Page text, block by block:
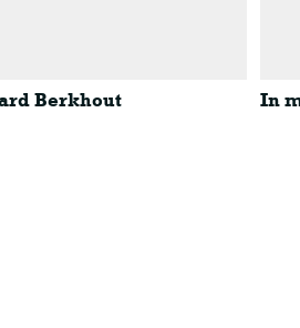
Berkhout In